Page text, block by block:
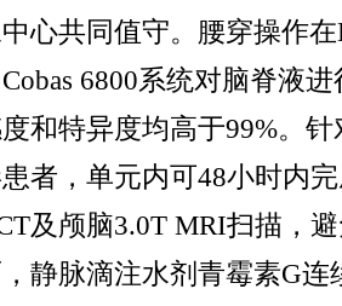
心共同值守。腰穿操作
6800系统对脑脊液进
和特异度均高于99%。
者，单元内可48小时内
及颅脑3.0T MRI扫描，
静脉滴注水剂青霉素G连